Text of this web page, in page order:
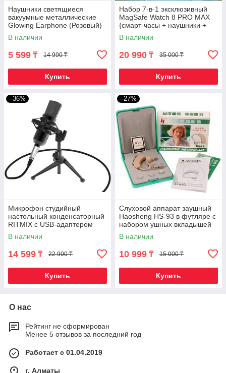
Наушники светящиеся
вакуумные металлические
Glowing Earphone (Розовый)
В наличии
5 599 ₸ 14 990 ₸
Купить
Набор 7-в-1 эксклюзивный
MagSafe Watch 8 PRO MAX
{смарт-часы + наушники +
powerbank + зарядки}
(Черный)
В наличии
20 990 ₸ 35 000 ₸
Купить
–36%
Микрофон студийный
настольный конденсаторный
RITMIX с USB-адаптером
RDM-160
В наличии
14 599 ₸ 22 900 ₸
Купить
–27%
Слуховой аппарат заушный
Haosheng HS-93 в футляре с
набором ушных вкладышей
В наличии
10 999 ₸ 15 000 ₸
Купить
О нас
Рейтинг не сформирован
Менее 5 отзывов за последний год
Работает с 01.04.2019
г. Алматы